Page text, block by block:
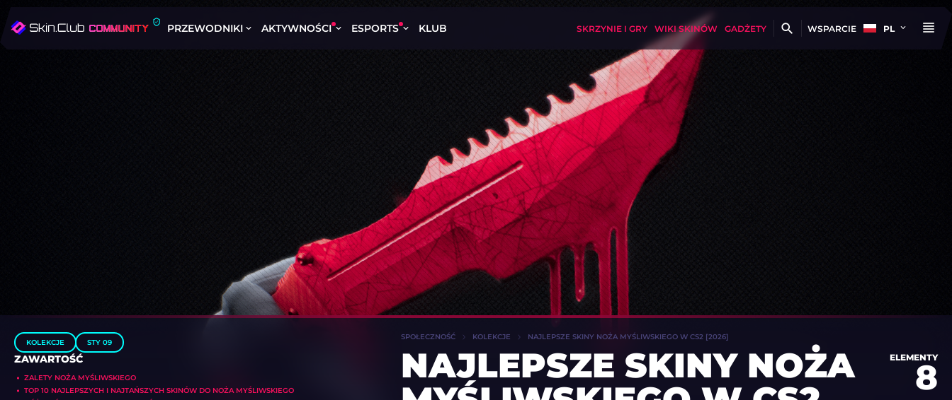
PRZEWODNIKI AKTYWNOŚCI ESPORTS KLUB SKRZYNIE I GRY WIKI SKINÓW GADŻETY WSPARCIE PL
KOLEKCJE STY 09
ZAWARTOŚĆ
ZALETY NOŻA MYŚLIWSKIEGO
TOP 10 NAJLEPSZYCH I NAJTAŃSZYCH SKINÓW DO NOŻA MYŚLIWSKIEGO
SPOŁECZNOŚĆ KOLEKCJE NAJLEPSZE SKINY NOŻA MYŚLIWSKIEGO W CS2 [2026]
NAJLEPSZE SKINY NOŻA
ELEMENTY
8